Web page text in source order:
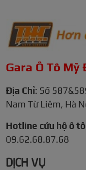
Gara Ô Tô Mỹ
Địa Chỉ: Số
Nam Từ Liêm, Hà
Hotline cứu hộ ô
09.62.68.87.68
DỊCH VỤ